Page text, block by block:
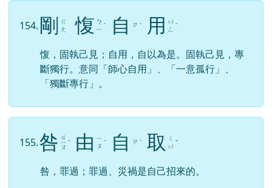
154. 剛
ㄍ
ㄤ
愎 ㄅ
ㄧ ˋ 自 ㄗ ˋ 用
ㄩ
ㄥ ˋ
愎，固執己見；自用，自以為是。固執己見，專
斷獨行。意同「師心自用」、「一意孤行」、
「獨斷專行」。
155.咎 ㄐ
ㄧ
ㄡ
ˋ 由 ㄧ
ㄡ ˊ 自 ㄗ ˋ 取
ㄑ
ㄩ ˇ
咎，罪過；罪過、災禍是自己招來的。